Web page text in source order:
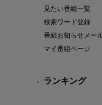
見たい番組一覧
検索ワード登録
番組お知らせメー
マイ番組ページ
ランキング